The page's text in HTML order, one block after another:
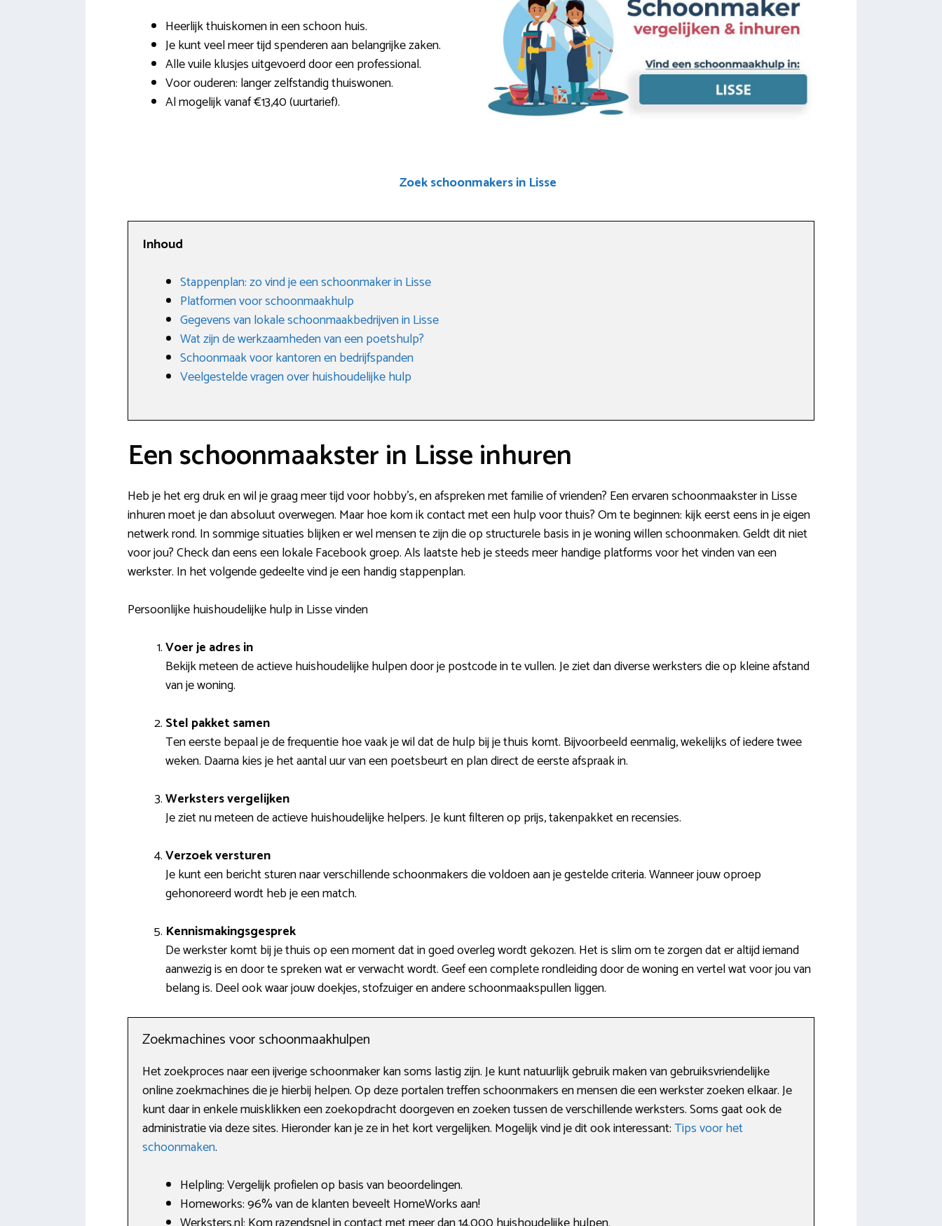
Heerlijk thuiskomen in een schoon huis.
Je kunt veel meer tijd spenderen aan belangrijke zaken.
Alle vuile klusjes uitgevoerd door een professional.
Voor ouderen: langer zelfstandig thuiswonen.
Al mogelijk vanaf €13,40 (uurtarief).
Zoek schoonmakers in Lisse
Inhoud
Stappenplan: zo vind je een schoonmaker in Lisse
Platformen voor schoonmaakhulp
Gegevens van lokale schoonmaakbedrijven in Lisse
Wat zijn de werkzaamheden van een poetshulp?
Schoonmaak voor kantoren en bedrijfspanden
Veelgestelde vragen over huishoudelijke hulp
Een schoonmaakster in Lisse inhuren
Heb je het erg druk en wil je graag meer tijd voor hobby’s, en afspreken met familie of vrienden? Een ervaren schoonmaakster in Lisse
inhuren moet je dan absoluut overwegen. Maar hoe kom ik contact met een hulp voor thuis? Om te beginnen: kijk eerst eens in je eigen
netwerk rond. In sommige situaties blijken er wel mensen te zijn die op structurele basis in je woning willen schoonmaken. Geldt dit niet
voor jou? Check dan eens een lokale Facebook groep. Als laatste heb je steeds meer handige platforms voor het vinden van een
werkster. In het volgende gedeelte vind je een handig stappenplan.
Persoonlijke huishoudelijke hulp in Lisse vinden
Voer je adres in
Bekijk meteen de actieve huishoudelijke hulpen door je postcode in te vullen. Je ziet dan diverse werksters die op kleine afstand
van je woning.
Stel pakket samen
Ten eerste bepaal je de frequentie hoe vaak je wil dat de hulp bij je thuis komt. Bijvoorbeeld eenmalig, wekelijks of iedere twee
weken. Daarna kies je het aantal uur van een poetsbeurt en plan direct de eerste afspraak in.
Werksters vergelijken
Je ziet nu meteen de actieve huishoudelijke helpers. Je kunt filteren op prijs, takenpakket en recensies.
Verzoek versturen
Je kunt een bericht sturen naar verschillende schoonmakers die voldoen aan je gestelde criteria. Wanneer jouw oproep
gehonoreerd wordt heb je een match.
Kennismakingsgesprek
De werkster komt bij je thuis op een moment dat in goed overleg wordt gekozen. Het is slim om te zorgen dat er altijd iemand
aanwezig is en door te spreken wat er verwacht wordt. Geef een complete rondleiding door de woning en vertel wat voor jou van
belang is. Deel ook waar jouw doekjes, stofzuiger en andere schoonmaakspullen liggen.
Zoekmachines voor schoonmaakhulpen
Het zoekproces naar een ijverige schoonmaker kan soms lastig zijn. Je kunt natuurlijk gebruik maken van gebruiksvriendelijke
online zoekmachines die je hierbij helpen. Op deze portalen treffen schoonmakers en mensen die een werkster zoeken elkaar. Je
kunt daar in enkele muisklikken een zoekopdracht doorgeven en zoeken tussen de verschillende werksters. Soms gaat ook de
administratie via deze sites. Hieronder kan je ze in het kort vergelijken. Mogelijk vind je dit ook interessant:Tips voor het
schoonmaken.
Helpling: Vergelijk profielen op basis van beoordelingen.
Homeworks: 96% van de klanten beveelt HomeWorks aan!